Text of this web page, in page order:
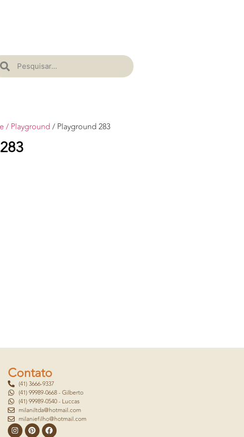
/ Playground / Playground 283
Contato
(41) 3666-9337
(41) 99989-0668 - Gilberto
(41) 99989-0540 - Luccas
milaniltda@hotmail.com
milaniefilho@hotmail.com